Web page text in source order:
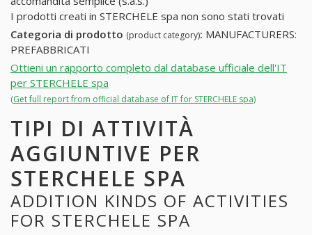
I prodotti creati in STERCHELE spa non sono stati trovati
Categoria di prodotto (product category): MANUFACTURERS:
PREFABBRICATI
Ottieni un rapporto completo dal database ufficiale dell'IT
per STERCHELE spa
(Get full report from official database of IT for STERCHELE spa)
TIPI DI ATTIVITÀ
AGGIUNTIVE PER
STERCHELE SPA
ADDITION KINDS OF ACTIVITIES
FOR STERCHELE SPA